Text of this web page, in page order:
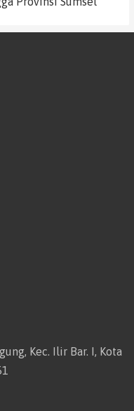
Kec. Ilir Bar. I, Kota